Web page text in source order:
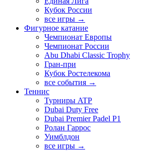
Кубок России
все игры →
Фигурное катание
Чемпионат Европы
Чемпионат России
Abu Dhabi Classic Trophy
Гран-при
Кубок Ростелекома
все события →
Теннис
Турниры ATP
Dubai Duty Free
Dubai Premier Padel P1
Ролан Гаррос
Уимблдон
все игры →